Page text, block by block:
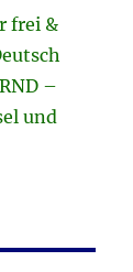
frei &
–
und